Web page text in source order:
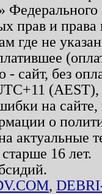
прав и
где не
сайт, без
на
о
актуальные
16 лет.
,